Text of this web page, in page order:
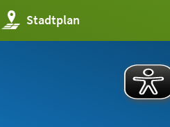
Stadtplan
(Öffnet
in
einem